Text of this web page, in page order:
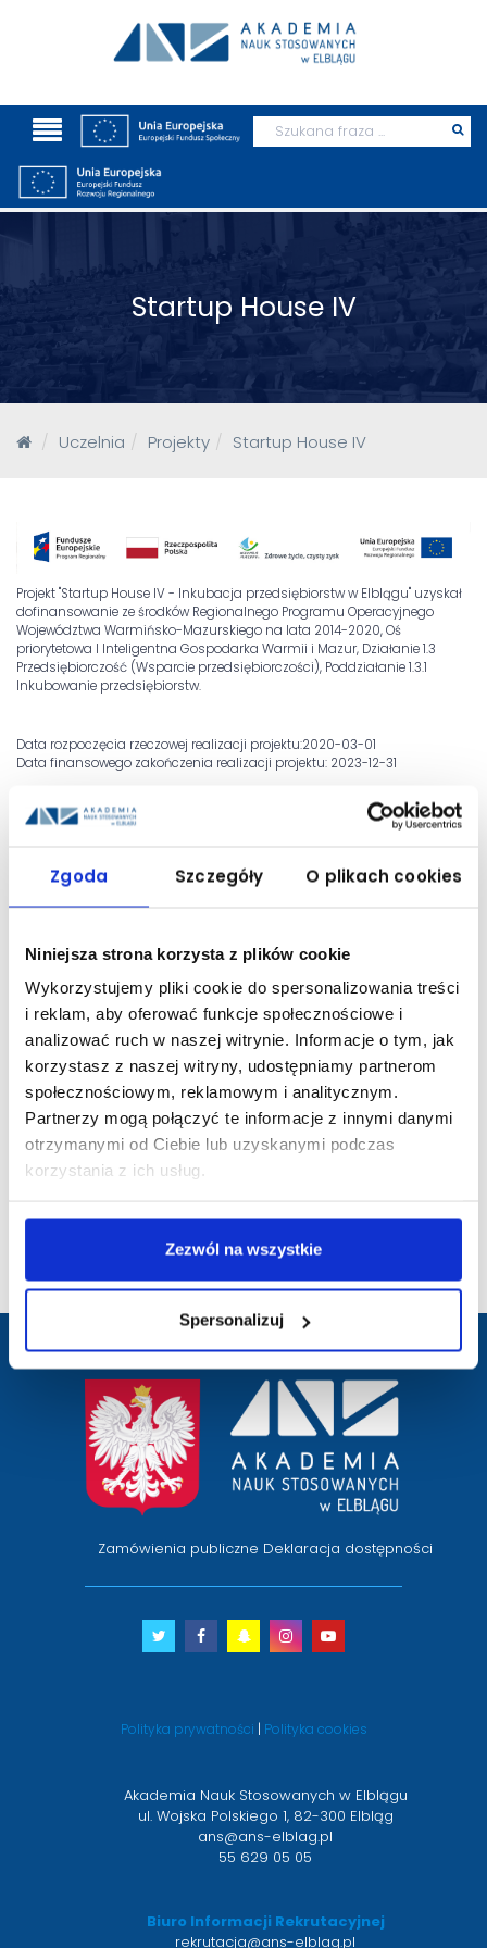
Zgoda Szczegóły O plikach cookies
Niniejsza strona korzysta z plików cookie
Wykorzystujemy pliki cookie do spersonalizowania treści
i reklam, aby oferować funkcje społecznościowe i
analizować ruch w naszej witrynie. Informacje o tym, jak
korzystasz z naszej witryny, udostępniamy partnerom
społecznościowym, reklamowym i analitycznym.
Partnerzy mogą połączyć te informacje z innymi danymi
otrzymanymi od Ciebie lub uzyskanymi podczas
korzystania z ich usług.
Zezwól na wszystkie
Spersonalizuj
Wyszukaj
Startup House IV
Uczelnia Projekty Startup House IV
Projekt "Startup House IV - Inkubacja przedsiębiorstw w Elblągu" uzyskał
dofinansowanie ze środków Regionalnego Programu Operacyjnego
Województwa Warmińsko-Mazurskiego na lata 2014-2020, Oś
priorytetowa I Inteligentna Gospodarka Warmii i Mazur, Działanie 1.3
Przedsiębiorczość (Wsparcie przedsiębiorczości), Poddziałanie 1.3.1
Inkubowanie przedsiębiorstw.
Data rozpoczęcia rzeczowej realizacji projektu:2020-03-01
Data finansowego zakończenia realizacji projektu: 2023-12-31
Całkowita wartość projektu: 4 966 197,00 zł, dofinansowanie: 4 221
Celem projektu jest wykreowanie na terenie miasta Elbląg oraz
województwa warmińsko-mazurskiego sprzyjających warunków do
powstawania i rozwoju MŚP.
Cele szczegółowe:
1. Zapewnienie wystandaryzowanych usług, według zidentyfikowanego
zapotrzebowania, do funkcjonowania przedsiębiorstwa w początkowej
fazie rozwoju.
2. Ułatwienie dostępu MŚP i podniesienie standardu usług
świadczonych przez Centrum Współpracy z Otoczeniem Gospodarczym
Społecznym i Instytucjonalnym PWSZ w Elblągu - IOB.
3. Podniesienie konkurencyjności oraz rozwój 60 przedsiębiorstw w
regionie.
4. Rozwój i zwiększenie konkurencyjności przedsiębiorstw z regionalnych
Cele projektu są zgodne z zapisami RPO WiM 2014-2020.
Zamówienia publiczne Deklaracja dostępności
Twitter
otwiera
nowym
Facebook
otwiera
nowym
Snapchat
otwiera
nowym
Instagram
otwiera
nowym
Youtube
otwiera
nowym
Polityka prywatności | Polityka cookies
Akademia Nauk Stosowanych w Elblągu
ul. Wojska Polskiego 1, 82-300 Elbląg
ans@ans-elblag.pl
55 629 05 05
Biuro Informacji Rekrutacyjnej
rekrutacja@ans-elblag.pl